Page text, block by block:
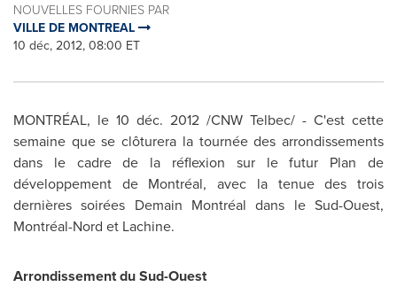
NOUVELLES FOURNIES PAR
VILLE DE MONTREAL
10 déc, 2012, 08:00 ET
MONTRÉAL, le 10 déc. 2012 /CNW Telbec/ - C'est cette
semaine que se clôturera la tournée des arrondissements
dans le cadre de la réflexion sur le futur Plan de
développement de Montréal, avec la tenue des trois
dernières soirées Demain Montréal dans le Sud-Ouest,
Montréal-Nord et Lachine.
Arrondissement du Sud-Ouest